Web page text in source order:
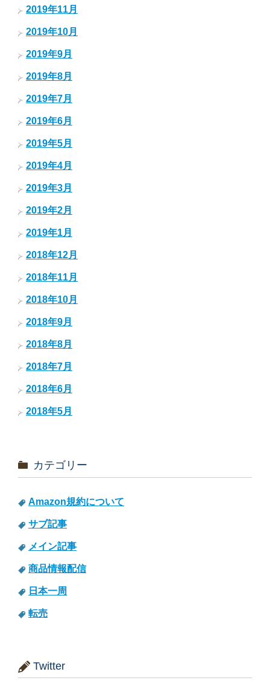
2019年11月
2019年10月
2019年9月
2019年8月
2019年7月
2019年6月
2019年5月
2019年4月
2019年3月
2019年2月
2019年1月
2018年12月
2018年11月
2018年10月
2018年9月
2018年8月
2018年7月
2018年6月
2018年5月
カテゴリー
Amazon規約について
サブ記事
メイン記事
商品情報配信
日本一周
転売
Twitter